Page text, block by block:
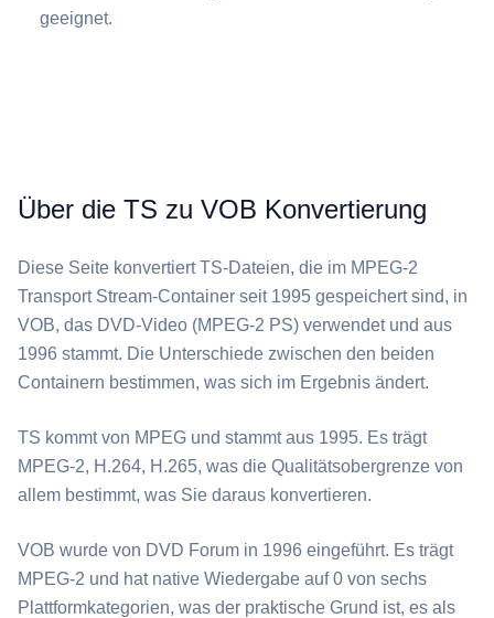
geeignet.
Über die TS zu VOB Konvertierung
Diese Seite konvertiert ⁦TS⁩-Dateien, die im MPEG-2
Transport Stream-Container seit 1995 gespeichert sind, in
⁦VOB⁩, das DVD-Video (MPEG-2 PS) verwendet und aus
1996 stammt. Die Unterschiede zwischen den beiden
Containern bestimmen, was sich im Ergebnis ändert.
⁦TS⁩ kommt von MPEG und stammt aus 1995. Es trägt
MPEG-2, H.264, H.265, was die Qualitätsobergrenze von
allem bestimmt, was Sie daraus konvertieren.
⁦VOB⁩ wurde von DVD Forum in 1996 eingeführt. Es trägt
MPEG-2 und hat native Wiedergabe auf 0 von sechs
Plattformkategorien, was der praktische Grund ist, es als